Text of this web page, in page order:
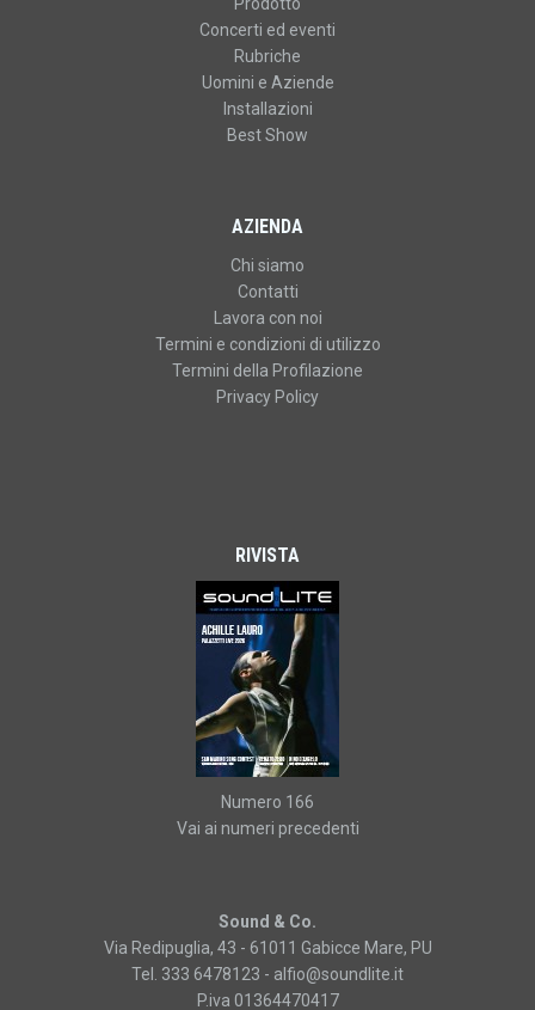
Prodotto
Concerti ed eventi
Rubriche
Uomini e Aziende
Installazioni
Best Show
AZIENDA
Chi siamo
Contatti
Lavora con noi
Termini e condizioni di utilizzo
Termini della Profilazione
Privacy Policy
RIVISTA
Numero 166
Vai ai numeri precedenti
Sound & Co.
Via Redipuglia, 43 - 61011 Gabicce Mare, PU
Tel. 333 6478123 - alfio@soundlite.it
P.iva 01364470417